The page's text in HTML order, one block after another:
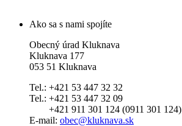
Ako sa s nami spojíte
Obecný úrad Kluknava
Kluknava 177
053 51 Kluknava
Tel.: +421 53 447 32 32
Tel.: +421 53 447 32 09
+421 911 301 124 (0911 301 124)
E-mail: obec@kluknava.sk